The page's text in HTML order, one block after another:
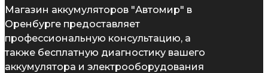
Магазин аккумуляторов "Автомир" в
Оренбурге предоставляет
профессиональную консультацию, а
также бесплатную диагностику вашего
аккумулятора и электрооборудования